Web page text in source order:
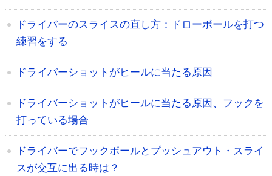
ドライバーのスライスの直し方：ドローボールを打つ
練習をする
ドライバーショットがヒールに当たる原因
ドライバーショットがヒールに当たる原因、フックを
打っている場合
ドライバーでフックボールとプッシュアウト・スライ
スが交互に出る時は？